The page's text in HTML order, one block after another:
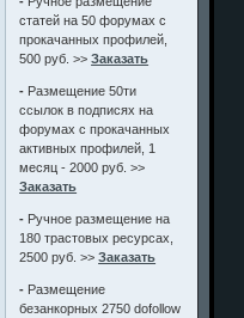
статей на 50 форумах с
прокачанных профилей,
500 руб. >>Заказать
- Размещение 50ти
ссылок в подписях на
форумах с прокачанных
активных профилей, 1
месяц - 2000 руб. >>
Заказать
- Ручное размещение на
180 трастовых ресурсах,
2500 руб. >>Заказать
- Размещение
безанкорных 2750 dofollow